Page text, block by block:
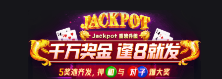
亿万先生MR